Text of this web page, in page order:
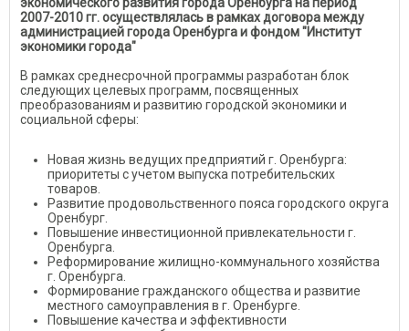
2007-2010 гг. осуществлялась в рамках договора между
администрацией города Оренбурга и фондом "Институт
экономики города"
В рамках среднесрочной программы разработан блок
следующих целевых программ, посвященных
преобразованиям и развитию городской экономики и
социальной сферы:
Новая жизнь ведущих предприятий г. Оренбурга:
приоритеты с учетом выпуска потребительских
товаров.
Развитие продовольственного пояса городского округа
Оренбург.
Повышение инвестиционной привлекательности г.
Оренбурга.
Реформирование жилищно-коммунального хозяйства
г. Оренбурга.
Формирование гражданского общества и развитие
местного самоуправления в г. Оренбурге.
Повышение качества и эффективности